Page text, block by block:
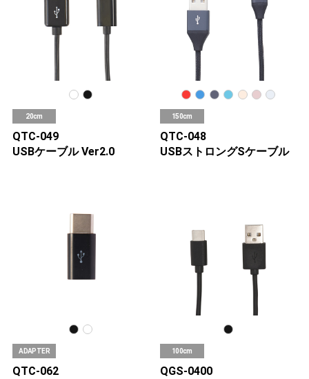
20cm
QTC-049
USBケーブル Ver2.0
150cm
QTC-048
USBストロングSケーブル
ADAPTER
QTC-062
100cm
QGS-0400